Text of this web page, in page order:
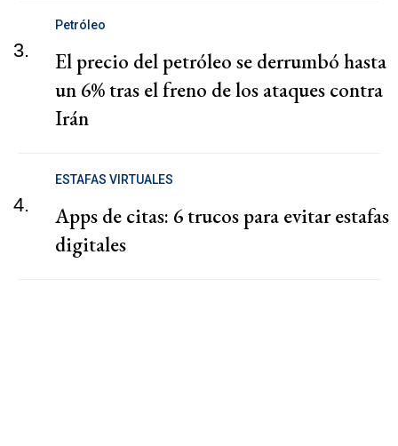
3.
Petróleo
El precio del petróleo se derrumbó hasta
un 6% tras el freno de los ataques contra
Irán
4.
ESTAFAS VIRTUALES
Apps de citas: 6 trucos para evitar estafas
digitales